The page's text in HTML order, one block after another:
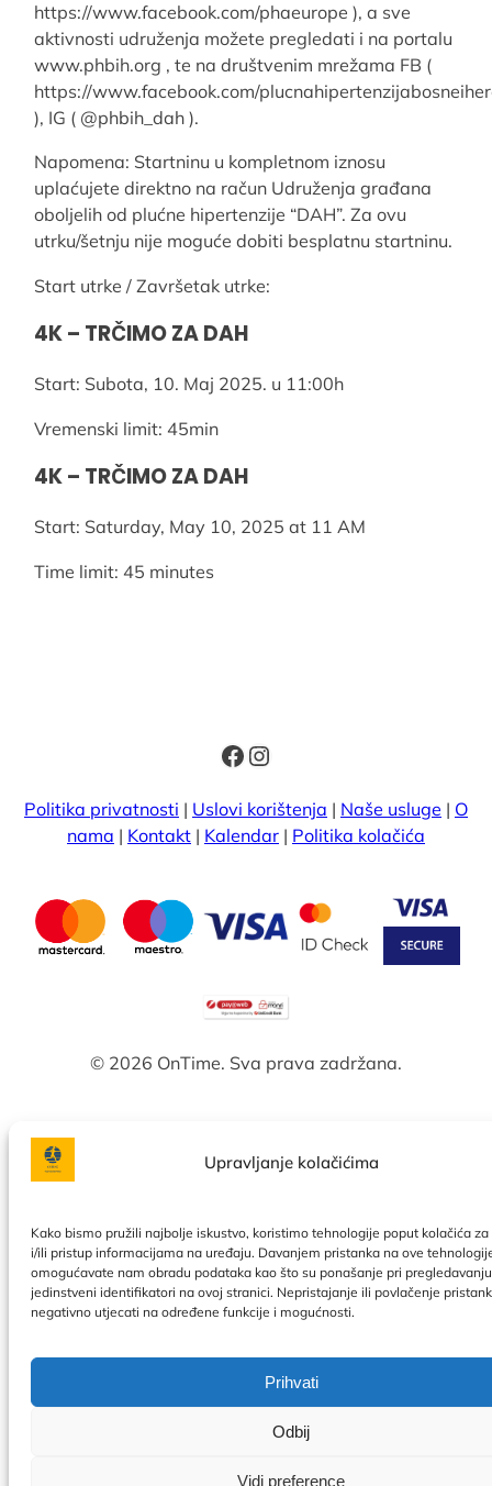
Upravljanje kolačićima
Kako bismo pružili najbolje iskustvo, koristimo tehnologije poput kolačića
i/ili pristup informacijama na uređaju. Davanjem pristanka na ove
omogućavate nam obradu podataka kao što su ponašanje pri
jedinstveni identifikatori na ovoj stranici. Nepristajanje ili povlačenje
negativno utjecati na određene funkcije i mogućnosti.
Prihvati
Odbij
Vidi preference
https://www.facebook.com/phaeurope ), a sve
aktivnosti udruženja možete pregledati i na portalu
www.phbih.org , te na društvenim mrežama FB (
https://www.facebook.com/
), IG ( @phbih_dah ).
Napomena: Startninu u kompletnom iznosu
uplaćujete direktno na račun Udruženja građana
oboljelih od plućne hipertenzije “DAH”. Za ovu
utrku/šetnju nije moguće dobiti besplatnu startninu.
Start utrke / Završetak utrke:
4K – TRČIMO ZA DAH
Start: Subota, 10. Maj 2025. u 11:00h
Vremenski limit: 45min
4K – TRČIMO ZA DAH
Start: Saturday, May 10, 2025 at 11 AM
Time limit: 45 minutes
Facebook
Instagram
Politika privatnosti | Uslovi korištenja | Naše usluge | O
nama | Kontakt | Kalendar | Politika kolačića
© 2026 OnTime. Sva prava zadržana.